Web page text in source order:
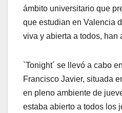
ámbito universitario que
que estudian en Valencia
viva y abierta a todos, han
`Tonight´ se llevó a cabo
Francisco Javier, situada
en pleno ambiente de
estaba abierto a todos los